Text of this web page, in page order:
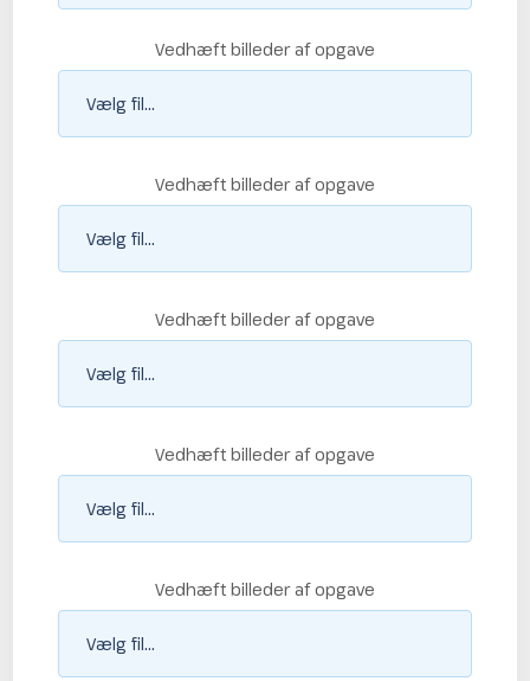
Vedhæft billeder af opgave
Vedhæft billeder af opgave
Vedhæft billeder af opgave
Vedhæft billeder af opgave
Vedhæft billeder af opgave